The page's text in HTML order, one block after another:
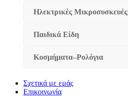
Ηλεκτρικές Μικροσυσκευές
Παιδικά Είδη
Κοσμήματα–Ρολόγια
Σχετικά με εμάς
Επικοινωνία